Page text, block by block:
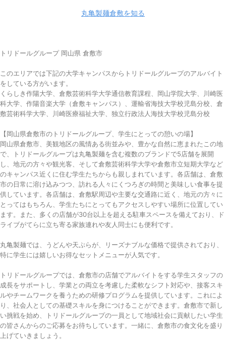
丸亀製麺倉敷を知る
トリドールグループ 岡山県 倉敷市
このエリアでは下記の大学キャンパスからトリドールグループのアルバイト
をしている方がいます。
くらしき作陽大学、倉敷芸術科学大学通信教育課程、岡山学院大学、川崎医
科大学、作陽音楽大学（倉敷キャンパス）、運輸省海技大学校児島分校、倉
敷芸術科学大学、川崎医療福祉大学、独立行政法人海技大学校児島分校
【岡山県倉敷市のトリドールグループ、学生にとっての憩いの場】
岡山県倉敷市、美観地区の風情ある街並みや、豊かな自然に恵まれたこの地
で、トリドールグループは丸亀製麺を含む複数のブランドで5店舗を展開
し、地元の方々や観光客、そして倉敷芸術科学大学や倉敷市立短期大学など
のキャンパス近くに住む学生たちからも親しまれています。各店舗は、倉敷
市の日常に溶け込みつつ、訪れる人々にくつろぎの時間と美味しい食事を提
供しています。各店舗は、倉敷駅周辺や主要な交通路に近く、地元の方々に
とってはもちろん、学生たちにとってもアクセスしやすい場所に位置してい
ます。また、多くの店舗が30台以上を超える駐車スペースを備えており、ド
ライブがてらに立ち寄る家族連れや友人同士にも便利です。
丸亀製麺では、うどんや天ぷらが、リーズナブルな価格で提供されており、
特に学生には嬉しいお得なセットメニューが人気です。
トリドールグループでは、倉敷市の店舗でアルバイトをする学生スタッフの
成長をサポートし、学業との両立を考慮した柔軟なシフト対応や、接客スキ
ルやチームワークを養うための研修プログラムを提供しています。これによ
り、社会人としての基礎スキルを身につけることができます。倉敷市で新し
い挑戦を始め、トリドールグループの一員として地域社会に貢献したい学生
の皆さんからのご応募をお待ちしています。一緒に、倉敷市の食文化を盛り
上げていきましょう。